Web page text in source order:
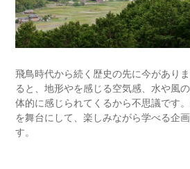
飛鳥時代から続く歴史の先に今があり
ると、地形やを感じる空気感、水や風
体的に感じられてくるから不思議です
を舞台にして、楽しみながら学べる企
す。